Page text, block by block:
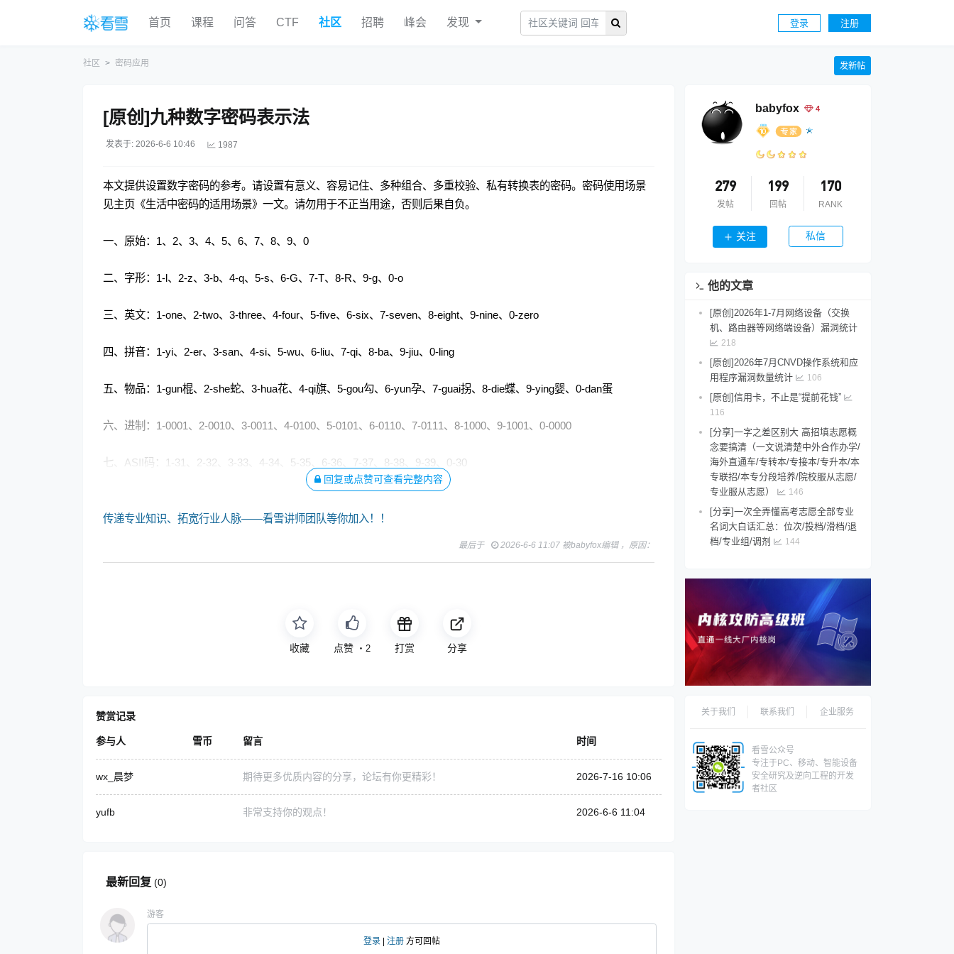
首页 课程 问答 CTF 社区 招聘 峰会 发现 登录 注册
社区 密码应用 发新帖
[原创]九种数字密码表示法
发表于: 2026-6-6 10:46 1987
本文提供设置数字密码的参考。请设置有意义、容易记住、多种组合、多重校验、私有转换表的密码。密码使用场景
见主页《生活中密码的适用场景》一文。请勿用于不正当用途，否则后果自负。
一、原始：1、2、3、4、5、6、7、8、9、0
二、字形：1-l、2-z、3-b、4-q、5-s、6-G、7-T、8-R、9-g、0-o
三、英文：1-one、2-two、3-three、4-four、5-five、6-six、7-seven、8-eight、9-nine、0-zero
四、拼音：1-yi、2-er、3-san、4-si、5-wu、6-liu、7-qi、8-ba、9-jiu、0-ling
五、物品：1-gun棍、2-she蛇、3-hua花、4-qi旗、5-gou勾、6-yun孕、7-guai拐、8-die蝶、9-ying婴、0-dan蛋
六、进制：1-0001、2-0010、3-0011、4-0100、5-0101、6-0110、7-0111、8-1000、9-1001、0-0000
七、ASII码：1-31、2-32、3-33、4-34、5-35、6-36、7-37、8-38、9-39、0-30
回复或点赞可查看完整内容
传递专业知识、拓宽行业人脉——看雪讲师团队等你加入！！
最后于 2026-6-6 11:07 被babyfox编辑 ，原因：
收藏 点赞 ・2 打赏 分享
赞赏记录
参与人 雪币 留言 时间
wx_晨梦 期待更多优质内容的分享，论坛有你更精彩！ 2026-7-16 10:06
yufb 非常支持你的观点！ 2026-6-6 11:04
最新回复 (0)
游客
登录 | 注册 方可回帖
babyfox 4
279
发帖
199
回帖
170
RANK
关注 私信
他的文章
[原创]2026年1-7月网络设备（交换
机、路由器等网络端设备）漏洞统计
218
[原创]2026年7月CNVD操作系统和应
用程序漏洞数量统计
106
[原创]信用卡，不止是“提前花钱”
116
[分享]一字之差区别大 高招填志愿概
念要搞清（一文说清楚中外合作办学/
海外直通车/专转本/专接本/专升本/本
专联招/本专分段培养/院校服从志愿/
专业服从志愿）
146
[分享]一次全弄懂高考志愿全部专业
名词大白话汇总：位次/投档/滑档/退
档/专业组/调剂
144
关于我们 联系我们 企业服务
看雪公众号
专注于PC、移动、智能设备
安全研究及逆向工程的开发
者社区